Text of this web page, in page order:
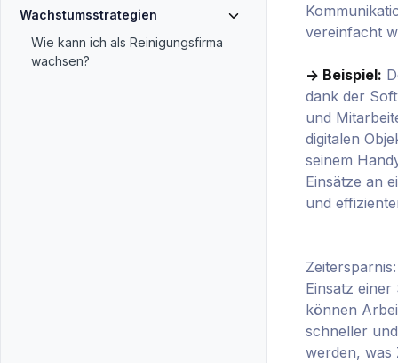
Wachstumsstrategien
Wie kann ich als Reinigungsfirma
wachsen?
vereinfacht
-> Beispiel:
dank der
und
digitalen
seinem
Einsätze an
und
Einsatz
können
schneller
werden, was